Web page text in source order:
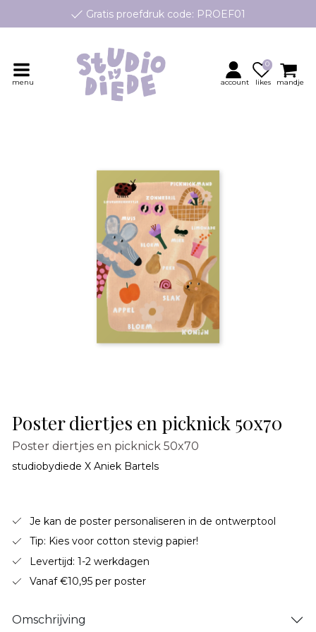
Gratis proefdruk code: PROEF01
geboortekaartjes op maat, speciaal ontworpen voor jouw
Persoonlijk contact en advies
menu account likes
0
mandje
Poster diertjes en picknick 50x70
Poster diertjes en picknick 50x70
studiobydiede X Aniek Bartels
Je kan de poster personaliseren in de ontwerptool
Tip: Kies voor cotton stevig papier!
Levertijd: 1-2 werkdagen
Vanaf €10,95 per poster
Omschrijving